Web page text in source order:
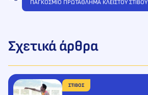
ΠΑΓΚΟΣΜΙΟ ΠΡΩΤΑΘΛΗΜΑ ΚΛΕΙΣΤΟΥ ΣΤΙΒΟΥ
Σχετικά άρθρα
ΣΤΙΒΟΣ